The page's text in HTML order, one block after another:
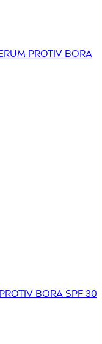
PROTIV BORA
BORA SPF 30